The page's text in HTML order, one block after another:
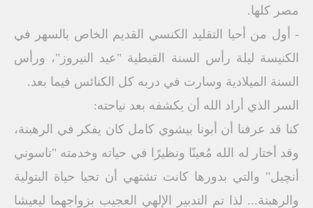
مصر كلها.
- أول من أحيا التقليد الكنسي القديم الخاص بالسهر في
الكنيسة ليلة رأس السنة القبطية "عيد النيروز"، ورأس
السنة الميلادية وسارت في دربه كل الكنائس فيما بعد.
السر الذي أراد الله أن يكشفه بعد نياحته:
كنا قد عرفنا أن أبونا بيشوي كامل كان يفكر في الرهبنة،
وقد أختار له الله مُعينًا ونظيرًا في حياته وخدمته "تاسوني
أنچيل" والتي بدورها كانت تشتهي أن تحيا حياة البتولية
والرهبنة... لذا تم التدبير الإلهي العجيب بزواجهما ليعيشا